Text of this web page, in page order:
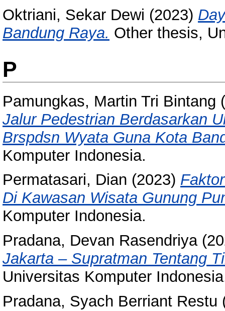
Oktriani, Sekar Dewi (2023)
Bandung Raya. Other thesis,
P
Pamungkas, Martin Tri Bintang
Jalur Pedestrian Berdasarkan
Brspdsn Wyata Guna Kota
Komputer Indonesia.
Permatasari, Dian (2023)
Di Kawasan Wisata Gunung
Komputer Indonesia.
Pradana, Devan Rasendriya
Jakarta – Supratman Tentang
Universitas Komputer
Pradana, Syach Berriant Restu